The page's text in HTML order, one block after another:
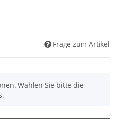
Frage zum Artikel
Wählen Sie bitte die